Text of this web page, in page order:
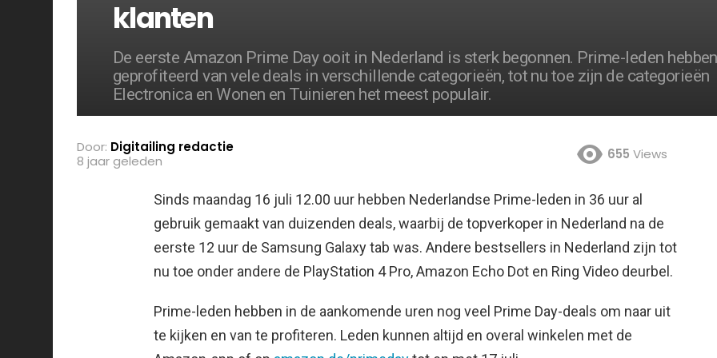
klanten
De eerste Amazon Prime Day ooit in Nederland is sterk begonnen. Prime-leden hebben
geprofiteerd van vele deals in verschillende categorieën, tot nu toe zijn de categorieën
Electronica en Wonen en Tuinieren het meest populair.
Door: Digitailing redactie
8 jaar geleden
655 Views
Sinds maandag 16 juli 12.00 uur hebben Nederlandse Prime-leden in 36 uur al
gebruik gemaakt van duizenden deals, waarbij de topverkoper in Nederland na de
eerste 12 uur de Samsung Galaxy tab was. Andere bestsellers in Nederland zijn tot
nu toe onder andere de PlayStation 4 Pro, Amazon Echo Dot en Ring Video deurbel.
Prime-leden hebben in de aankomende uren nog veel Prime Day-deals om naar uit
te kijken en van te profiteren. Leden kunnen altijd en overal winkelen met de